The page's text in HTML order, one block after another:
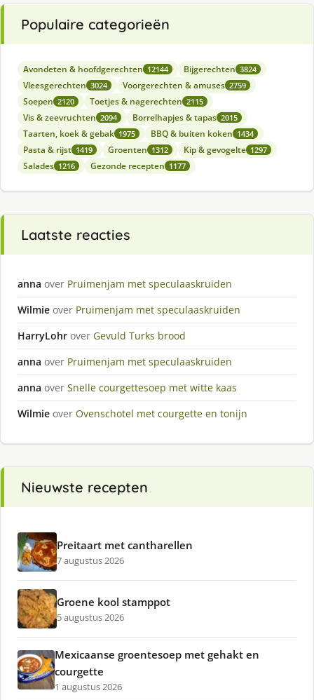
Populaire categorieën
Avondeten & hoofdgerechten 12144 Bijgerechten 3824
Vleesgerechten 3024 Voorgerechten & amuses 2759
Soepen 2120 Toetjes & nagerechten 2115
Vis & zeevruchten 2094 Borrelhapjes & tapas 2015
Taarten, koek & gebak 1975 BBQ & buiten koken 1434
Pasta & rijst 1419 Groenten 1312 Kip & gevogelte 1297
Salades 1216 Gezonde recepten 1177
Laatste reacties
anna over Pruimenjam met speculaaskruiden
Wilmie over Pruimenjam met speculaaskruiden
HarryLohr over Gevuld Turks brood
anna over Pruimenjam met speculaaskruiden
anna over Snelle courgettesoep met witte kaas
Wilmie over Ovenschotel met courgette en tonijn
Nieuwste recepten
Preitaart met cantharellen
7 augustus 2026
Groene kool stamppot
5 augustus 2026
Mexicaanse groentesoep met gehakt en
courgette
1 augustus 2026